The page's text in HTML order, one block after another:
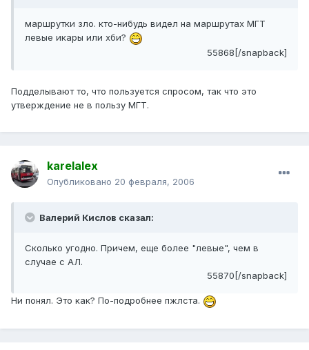
маршрутки зло. кто-нибудь видел на маршрутах МГТ
левые икары или хби?
55868[/snapback]
Подделывают то, что пользуется спросом, так что это
утверждение не в пользу МГТ.
karelalex
Опубликовано 20 февраля, 2006
Валерий Кислов сказал:
Сколько угодно. Причем, еще более "левые", чем в
случае с АЛ.
55870[/snapback]
Ни понял. Это как? По-подробнее пжлста.